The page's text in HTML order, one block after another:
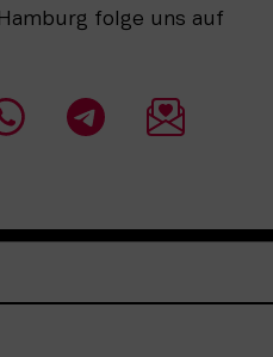
folge uns auf